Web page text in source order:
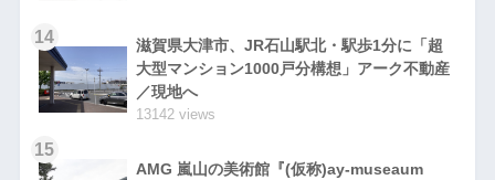
14
滋賀県大津市、JR石山駅北・駅歩1分に「超
大型マンション1000戸分構想」アーク不動産
／現地へ
13142 views
15
AMG 嵐山の美術館『(仮称)ay-museaum